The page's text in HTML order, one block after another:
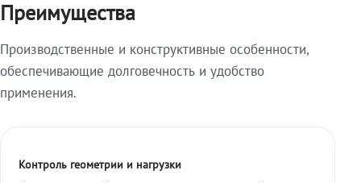
Преимущества
Производственные и конструктивные особенности,
обеспечивающие долговечность и удобство
применения.
Контроль геометрии и нагрузки